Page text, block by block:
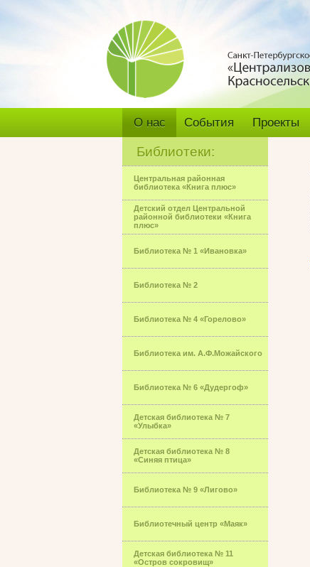
О нас События Проекты
Библиотеки:
Центральная районная
библиотека «Книга плюс»
Детский отдел Центральной
районной библиотеки «Книга
плюс»
Библиотека № 1 «Ивановка»
Библиотека № 2
Библиотека № 4 «Горелово»
Библиотека им. А.Ф.Можайского
Библиотека № 6 «Дудергоф»
Детская библиотека № 7
«Улыбка»
Детская библиотека № 8
«Синяя птица»
Библиотека № 9 «Лигово»
Библиотечный центр «Маяк»
Детская библиотека № 11
«Остров сокровищ»